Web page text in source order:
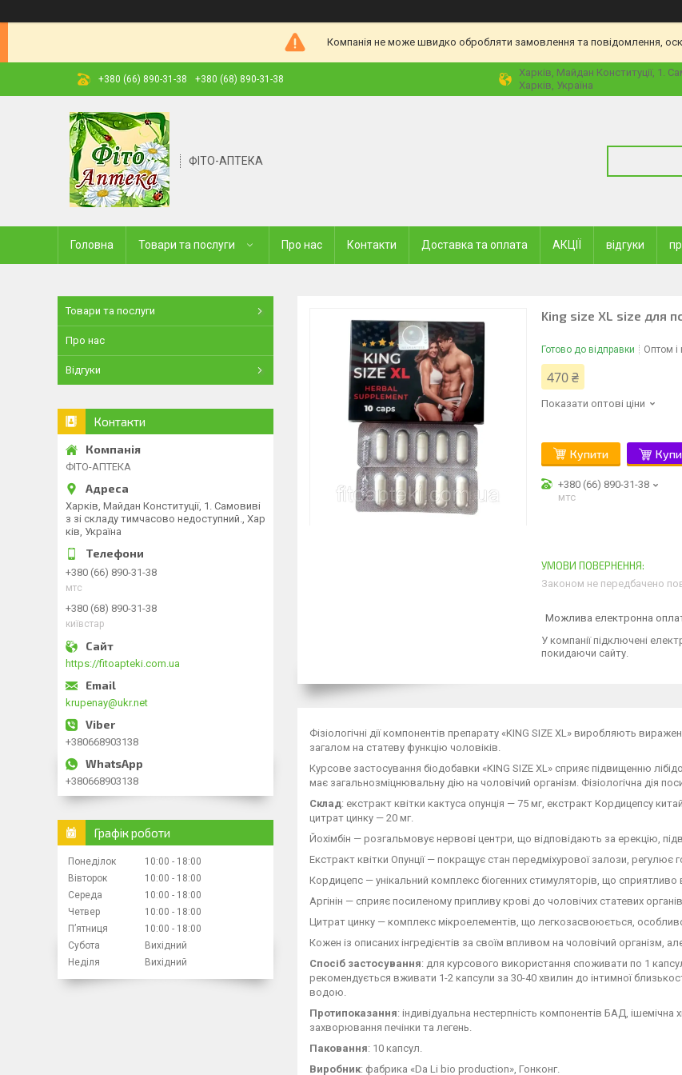
Компанія не може швидко обробляти замовлення та повідомлення,
+380 (66) 890-31-38 +380 (68) 890-31-38
Харків, Майдан Конституції, 1.
Харків, Україна
ФІТО-АПТЕКА
Головна Товари та послуги Про нас Контакти Доставка та оплата АКЦІЇ відгуки
King size XL size для
Готово до відправки Оптом і
470 ₴
Показати оптові ціни
Купити
+380 (66) 890-31-38
мтс
Законом не передбачено
У компанії підключені
покидаючи сайту.
Фізіологічні дії компонентів препарату «KING SIZE XL» виробляють
загалом на статеву функцію чоловіків.
Курсове застосування біодобавки «KING SIZE XL» сприяє підвищенню
має загальнозміцнювальну дію на чоловічий організм. Фізіологічна дія
Склад: екстракт квітки кактуса опунція — 75 мг, екстракт Кордицепсу
цитрат цинку — 20 мг.
Йохімбін — розгальмовує нервові центри, що відповідають за ерекцію,
Екстракт квітки Опунції — покращує стан передміхурової залози, регулює
Кордицепс — унікальний комплекс біогенних стимуляторів, що сприятливо
Аргінін — сприяє посиленому припливу крові до чоловічих статевих органів.
Цитрат цинку — комплекс мікроелементів, що легкозасвоюється,
Кожен із описаних інгредієнтів за своїм впливом на чоловічий організм,
Спосіб застосування: для курсового використання споживати по 1
рекомендується вживати 1-2 капсули за 30-40 хвилин до інтимної
водою.
Протипоказання: індивідуальна нестерпність компонентів БАД,
захворювання печінки та легень.
Паковання: 10 капсул.
Виробник: фабрика «Da Li bio production», Гонконг.
Товари та послуги
Про нас
Відгуки
Контакти
ФІТО-АПТЕКА
Харків, Майдан Конституції, 1. Самовиві
з зі складу тимчасово недоступний., Хар
ків, Україна
+380 (66) 890-31-38
мтс
+380 (68) 890-31-38
київстар
https://fitoapteki.com.ua
krupenay@ukr.net
+380668903138
+380668903138
Графік роботи
Понеділок 10:00
18:00
Вівторок
10:00
18:00
Середа
10:00
18:00
Четвер
10:00
18:00
Пʼятниця
10:00
18:00
Субота
Вихідний
Неділя
Вихідний